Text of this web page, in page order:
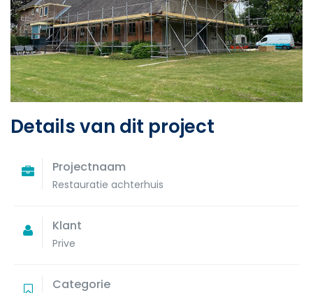
Details van dit project
Projectnaam
Restauratie achterhuis
Klant
Prive
Categorie